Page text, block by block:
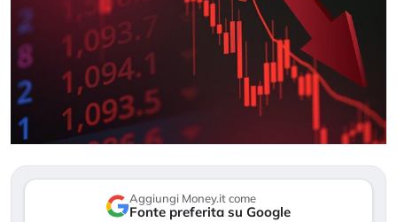
Aggiungi Money.it come
Fonte preferita su Google